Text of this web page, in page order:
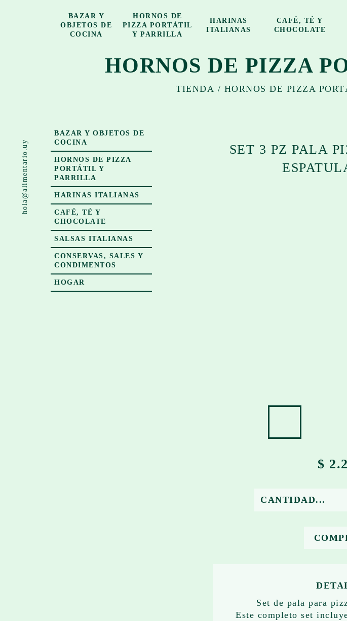
BAZAR Y
OBJETOS DE
COCINA
HORNOS DE
PIZZA PORTÁTIL
Y PARRILLA
HARINAS
ITALIANAS
CAFÉ, TÉ Y
CHOCOLATE
hola@alimentario.uy
HORNOS DE PIZZA
TIENDA / HORNOS DE PIZZA
BAZAR Y OBJETOS DE
COCINA
HORNOS DE PIZZA
PORTÁTIL Y
PARRILLA
HARINAS ITALIANAS
CAFÉ, TÉ Y
CHOCOLATE
SALSAS ITALIANAS
CONSERVAS, SALES Y
CONDIMENTOS
HOGAR
SET 3 PZ PALA
$
Set de pala para
Este completo set